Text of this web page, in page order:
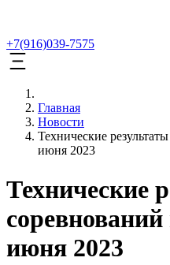
+7(916)039-7575
Главная
Новости
Технические
июня 2023
Технические
июня 2023